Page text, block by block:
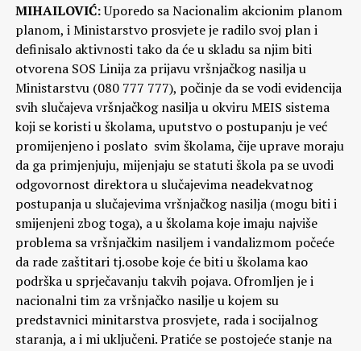
MIHAILOVIĆ:Uporedo sa Nacionalim akcionim planom
planom, i Ministarstvo prosvjete je radilo svoj plan i
definisalo aktivnosti tako da će u skladu sa njim biti
otvorena SOS Linija za prijavu vršnjačkog nasilja u
Ministarstvu (080 777 777), počinje da se vodi evidencija
svih slučajeva vršnjačkog nasilja u okviru MEIS sistema
koji se koristi u školama, uputstvo o postupanju je već
promijenjeno i poslato svim školama, čije uprave moraju
da ga primjenjuju, mijenjaju se statuti škola pa se uvodi
odgovornost direktora u slučajevima neadekvatnog
postupanja u slučajevima vršnjačkog nasilja (mogu biti i
smijenjeni zbog toga), a u školama koje imaju najviše
problema sa vršnjačkim nasiljem i vandalizmom počeće
da rade zaštitari tj.osobe koje će biti u školama kao
podrška u sprječavanju takvih pojava. Ofromljen je i
nacionalni tim za vršnjačko nasilje u kojem su
predstavnici minitarstva prosvjete, rada i socijalnog
staranja, a i mi uključeni. Pratiće se postojeće stanje na